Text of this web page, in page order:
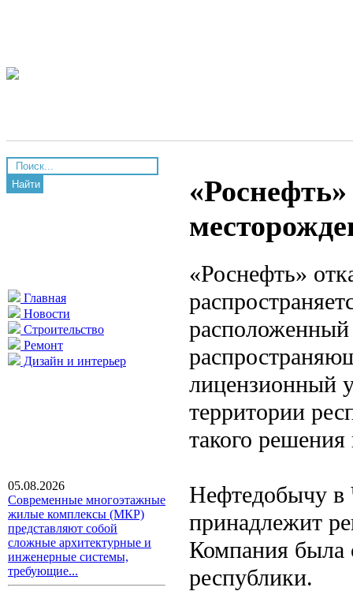
Найти
Главная
Новости
Строительство
Ремонт
Дизайн и интерьер
05.08.2026
Современные многоэтажные
жилые комплексы (МКР)
представляют собой
сложные архитектурные и
инженерные системы,
требующие...
«Роснефть»
«Роснефть»
лицензионный
территории
такого
Нефтедобычу в
принадлежит
Компания была
республики.